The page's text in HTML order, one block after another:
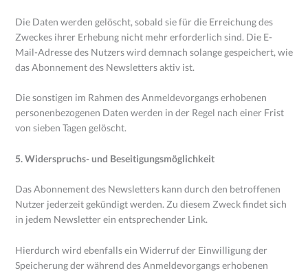
Die Daten werden gelöscht, sobald sie für die Erreichung des
Zweckes ihrer Erhebung nicht mehr erforderlich sind. Die E-
Mail-Adresse des Nutzers wird demnach solange gespeichert, wie
das Abonnement des Newsletters aktiv ist.
Die sonstigen im Rahmen des Anmeldevorgangs erhobenen
personenbezogenen Daten werden in der Regel nach einer Frist
von sieben Tagen gelöscht.
5. Widerspruchs- und Beseitigungsmöglichkeit
Das Abonnement des Newsletters kann durch den betroffenen
Nutzer jederzeit gekündigt werden. Zu diesem Zweck findet sich
in jedem Newsletter ein entsprechender Link.
Hierdurch wird ebenfalls ein Widerruf der Einwilligung der
Speicherung der während des Anmeldevorgangs erhobenen